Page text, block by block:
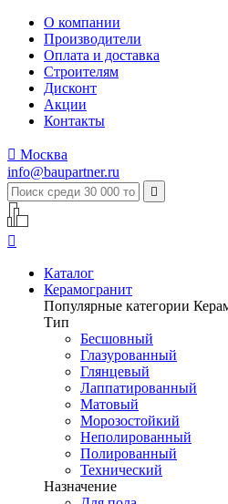
О компании
Производители
Оплата и доставка
Строителям
Дисконт
Акции
Контакты
 Москва
info@baupartner.ru


Каталог
Керамогранит
Популярные категории
Тип
Бесшовный
Глазурованный
Глянцевый
Лаппатированный
Матовый
Морозостойкий
Неполированный
Полированный
Технический
Назначение